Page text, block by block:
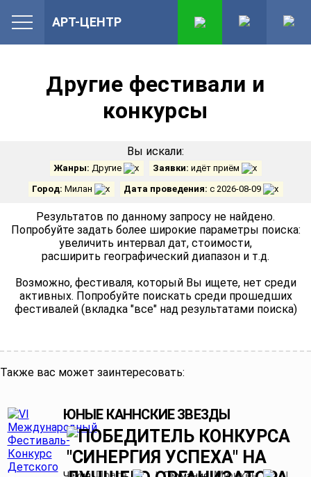
Другие фестивали и
конкурсы
Вы искали:
Жанры: Другие Заявки: идёт приём
Город: Милан Дата проведения: с 2026-08-09
Результатов по данному запросу не найдено.
Попробуйте задать более широкие параметры поиска:
увеличить интервал дат, стоимости,
расширить географический диапазон и т.д.
Возможно, фестиваля, который Вы ищете, нет среди
активных. Попробуйте поискать среди прошедших
фестивалей (вкладка "все" над результатами поиска)
Также вас может заинтересовать:
ЮНЫЕ КАННСКИЕ ЗВЕЗДЫ
АРТ-ЦЕНТР